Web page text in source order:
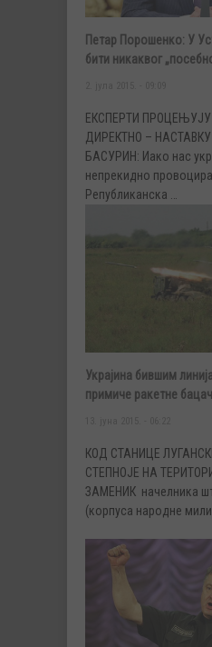
Петар Порошенко: У
бити никаквог
ЕКСПЕРТИ
ДИРЕКТНО –
БАСУРИН: Иако нас
непрекидно
Републиканска …
Украјина бившим
примиче ракетне
КОД СТАНИЦЕ
СТЕПНОЈЕ НА
ЗАМЕНИК начелника
(корпуса народне